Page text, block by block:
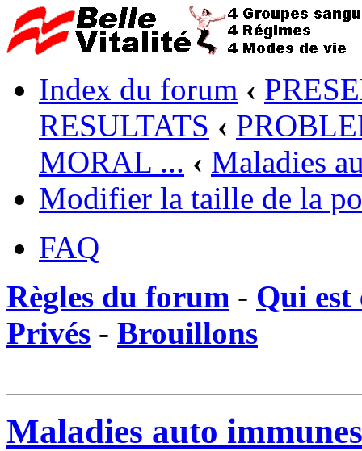
Index du forum ‹
RESULTATS ‹
MORAL ... ‹ Maladies
Modifier la taille de la
FAQ
Règles du forum - Qui est
Privés - Brouillons
Maladies auto immunes